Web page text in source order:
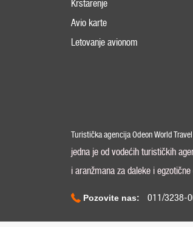
Krstarenje
Avio karte
Letovanje avionom
Turistička agencija Odeon World Travel
jedna je od vodećih turističkih
i aranžmana za daleke i
Pozovite nas: 011/3238-